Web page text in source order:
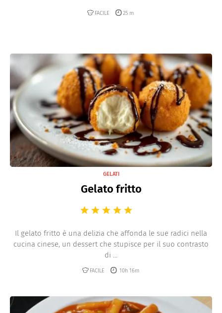
FACILE 25 m
GELATI
Gelato fritto
Il gelato fritto è una delizia che affonda le sue radici nella
cucina cinese, un dessert che stupisce per il suo contrasto
di ...
FACILE 10h 16m